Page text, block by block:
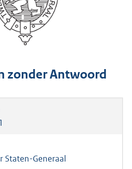
zonder Antwoord
Staten-Generaal